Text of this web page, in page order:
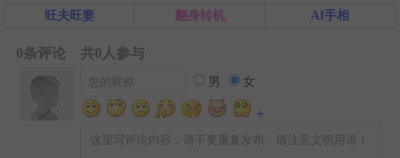
旺夫旺妻
翻身转机 AI手相